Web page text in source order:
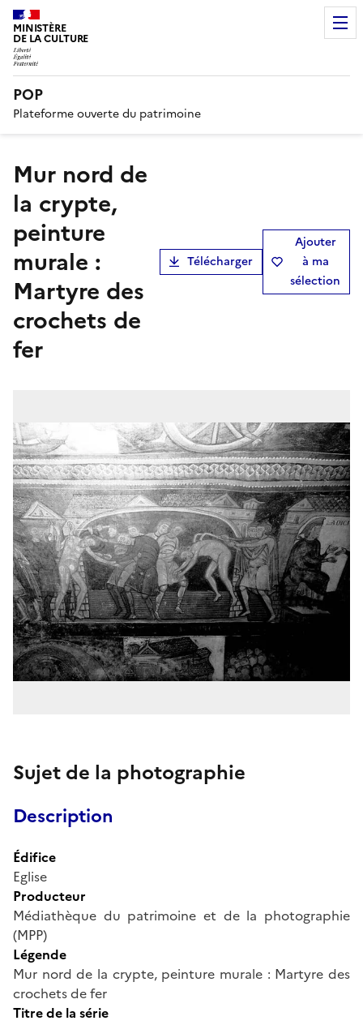
MINISTÈRE
DE LA CULTURE
POP
Plateforme ouverte du patrimoine
Mur nord de
la crypte,
peinture
murale :
Martyre des
crochets de
fer
Télécharger
Ajouter
à ma
sélection
Sujet de la photographie
Description
Édifice
Eglise
Producteur
Médiathèque du patrimoine et de la photographie
(MPP)
Légende
Mur nord de la crypte, peinture murale : Martyre des
crochets de fer
Titre de la série